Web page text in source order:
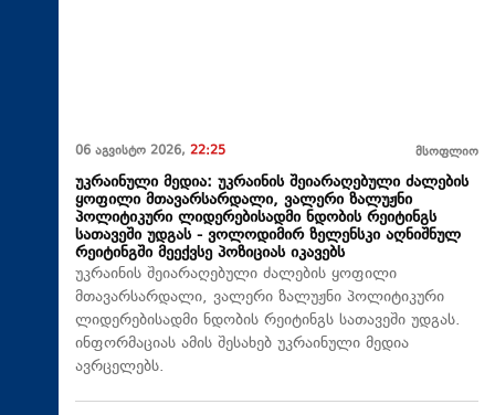
06 აგვისტო 2026, 22:25 მსოფლიო
უკრაინული მედია: უკრაინის შეიარაღებული ძალების
ყოფილი მთავარსარდალი, ვალერი ზალუჟნი
პოლიტიკური ლიდერებისადმი ნდობის რეიტინგს
სათავეში უდგას - ვოლოდიმირ ზელენსკი აღნიშნულ
რეიტინგში მეექვსე პოზიციას იკავებს
უკრაინის შეიარაღებული ძალების ყოფილი
მთავარსარდალი, ვალერი ზალუჟნი პოლიტიკური
ლიდერებისადმი ნდობის რეიტინგს სათავეში უდგას.
ინფორმაციას ამის შესახებ უკრაინული მედია
ავრცელებს.